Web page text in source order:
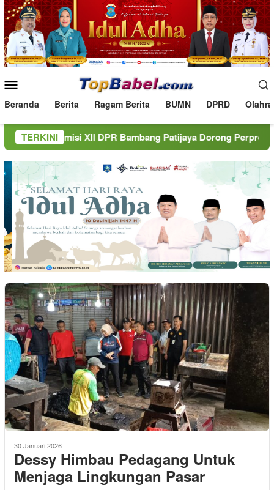
Loncat
ke
konten
Mobile
Beranda Berita Ragam Berita BUMN DPRD
TERKINI
XII DPR Bambang Patijaya Dorong Perpres Segera Terbit
30 Januari 2026
Dessy Himbau Pedagang Untuk
Menjaga Lingkungan Pasar